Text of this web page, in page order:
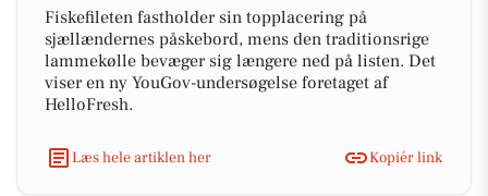
Fiskefileten fastholder sin topplacering på
sjællændernes påskebord, mens den traditionsrige
lammekølle bevæger sig længere ned på listen. Det
viser en ny YouGov-undersøgelse foretaget af
HelloFresh.
Læs hele artiklen her Kopiér link